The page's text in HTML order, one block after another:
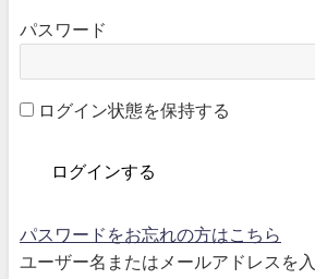
パスワード
ログイン状態を保持する
パスワードをお忘れの方はこちら
ユーザー名またはメールアドレスを